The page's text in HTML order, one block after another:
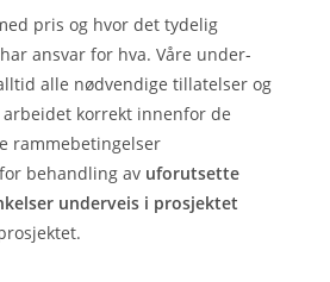
pris og hvor det tydelig
ansvar for hva. Våre under-
alle nødvendige tillatelser og
korrekt innenfor de
rammebetingelser
behandling av uforutsette
underveis i prosjektet